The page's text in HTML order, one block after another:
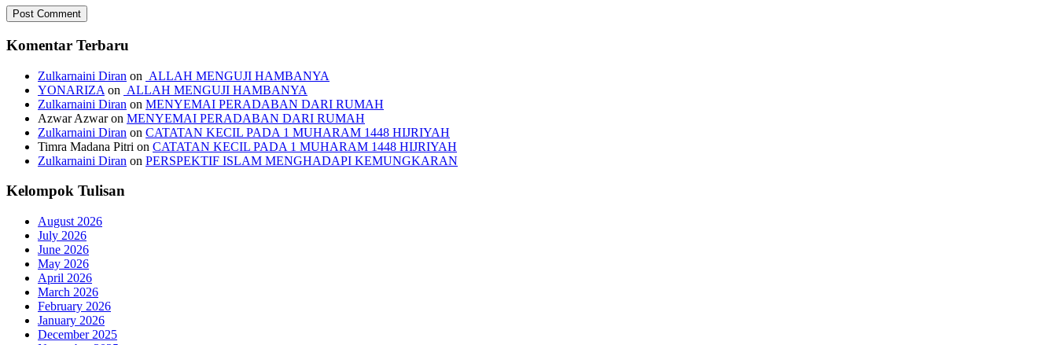
Komentar Terbaru
Zulkarnaini Diran on ALLAH MENGUJI HAMBANYA
YONARIZA on ALLAH MENGUJI HAMBANYA
Zulkarnaini Diran on MENYEMAI PERADABAN DARI RUMAH
Azwar Azwaron MENYEMAI PERADABAN DARI RUMAH
Zulkarnaini Diran on CATATAN KECIL PADA 1 MUHARAM 1448 HIJRIYAH
Timra Madana Pitri on CATATAN KECIL PADA 1 MUHARAM 1448 HIJRIYAH
Zulkarnaini Diran on PERSPEKTIF ISLAM MENGHADAPI KEMUNGKARAN
Kelompok Tulisan
August 2026
July 2026
June 2026
May 2026
April 2026
March 2026
February 2026
January 2026
December 2025